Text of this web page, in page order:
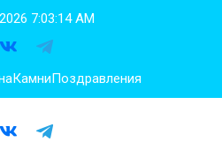
7:03:15 AM
КамниПоздравления